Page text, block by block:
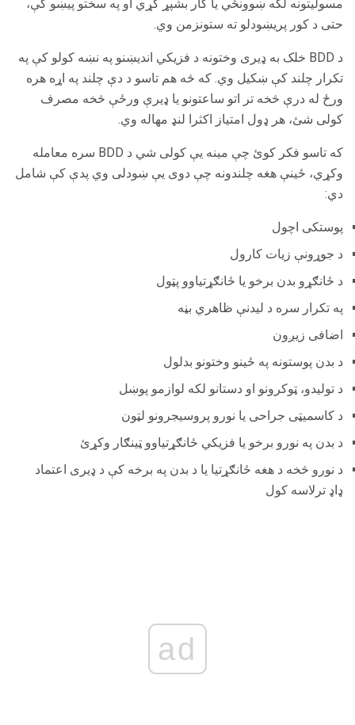
مسولیتونه لکه ښوونځي یا کار بشپړ کړي او په سختو پیښو کې،
حتی د کور پریښودلو ته ستونزمن وي.
د BDD خلک به ډیری وختونه د فزیکي اندیښنو په نښه کولو کې په
تکرار چلند کې ښکیل وي. که څه هم تاسو د دې چلند په اړه هره
ورځ له درې څخه تر اتو ساعتونو یا ډیرې ورځې څخه مصرف
کولی شئ، هر ډول امتیاز اکثرا لنډ مهاله وي.
که تاسو فکر کوئ چې مینه یې کولی شي د BDD سره معامله
وکړي، ځینې هغه چلندونه چې دوی یې ښودلی وي پدې کې شامل
دي:
پوستکی اچول
د جوړونې زیات کارول
د ځانګړو بدن برخو یا ځانګړتیاوو پټول
په تکرار سره د لیدنې ظاهري بڼه
اضافی زیږون
د بدن پوستونه په ځینو وختونو بدلول
د تولیدو، ټوکرونو او دستانو لکه لوازمو پوښل
د کاسمیټی جراحی یا نورو پروسیجرونو لټون
د بدن په نورو برخو یا فزیکي ځانګړتیاوو ټینګار وکړئ
د نورو څخه د هغه ځانګړتیا یا د بدن په برخه کې د ډیری اعتماد
ډاډ ترلاسه کول
ad